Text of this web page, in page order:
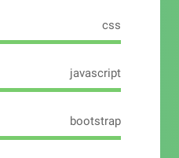
css
javascript
bootstrap